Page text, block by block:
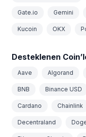
Gate.io Gemini
Kucoin OKX
Desteklenen
Aave Algorand
BNB Binance USD
Cardano Chainlink
Decentraland